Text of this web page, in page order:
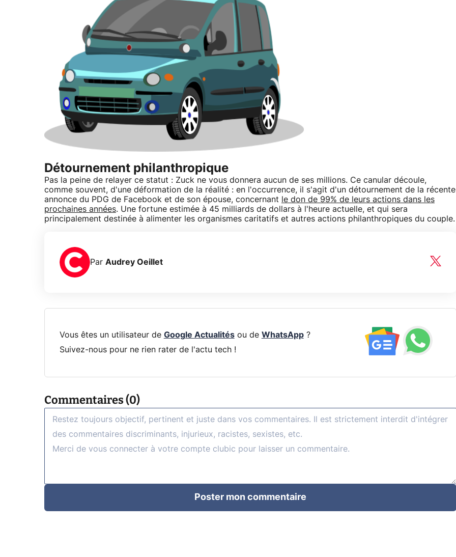
Détournement philanthropique
Pas la peine de relayer ce statut : Zuck ne vous donnera aucun de ses millions. Ce canular découle,
comme souvent, d'une déformation de la réalité : en l'occurrence, il s'agit d'un détournement de la récente
annonce du PDG de Facebook et de son épouse, concernant
le don de 99% de leurs actions dans les
prochaines années. Une fortune estimée à 45 milliards de dollars à l'heure actuelle, et qui sera
principalement destinée à alimenter les organismes caritatifs et autres actions philanthropiques du couple.
Par Audrey Oeillet
Vous êtes un utilisateur de Google Actualitésou de WhatsApp?
Suivez-nous pour ne rien rater de l'actu tech !
Commentaires (0)
Poster mon commentaire